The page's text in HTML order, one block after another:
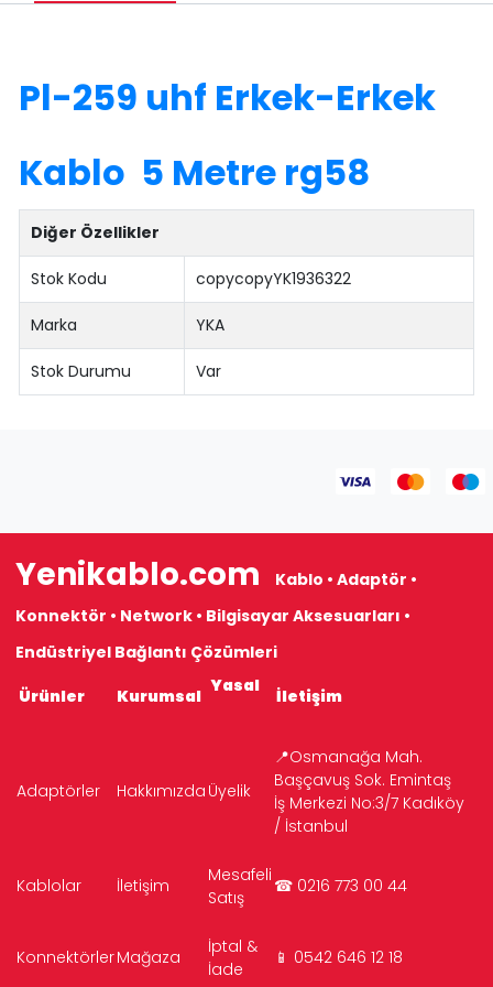
Pl-259 uhf Erkek-Erkek
Kablo 5 Metre rg58
Diğer Özellikler
Stok Kodu copycopyYK1936322
Marka YKA
Stok Durumu Var
Yenikablo.com
Kablo • Adaptör •
Konnektör • Network • Bilgisayar Aksesuarları •
Endüstriyel Bağlantı Çözümleri
Ürünler
Kurumsal Yasal İletişim
Adaptörler Hakkımızda Üyelik
📍Osmanağa Mah.
Başçavuş Sok. Emintaş
İş Merkezi No:3/7 Kadıköy
/ İstanbul
Kablolar İletişim
Mesafeli
Satış
☎ 0216 773 00 44
KonnektörlerMağaza
İptal &
İade
📱 0542 646 12 18